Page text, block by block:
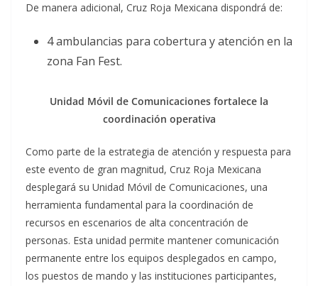
De manera adicional, Cruz Roja Mexicana dispondrá de:
4 ambulancias para cobertura y atención en la
zona Fan Fest.
Unidad Móvil de Comunicaciones fortalece la
coordinación operativa
Como parte de la estrategia de atención y respuesta para
este evento de gran magnitud, Cruz Roja Mexicana
desplegará su Unidad Móvil de Comunicaciones, una
herramienta fundamental para la coordinación de
recursos en escenarios de alta concentración de
personas. Esta unidad permite mantener comunicación
permanente entre los equipos desplegados en campo,
los puestos de mando y las instituciones participantes,